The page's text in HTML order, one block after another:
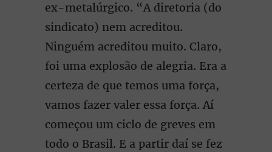
ex-metalúrgico. “A diretoria (do
sindicato) nem acreditou.
Ninguém acreditou muito. Claro,
foi uma explosão de alegria. Era a
certeza de que temos uma força,
vamos fazer valer essa força. Aí
começou um ciclo de greves em
todo o Brasil. E a partir daí se fez